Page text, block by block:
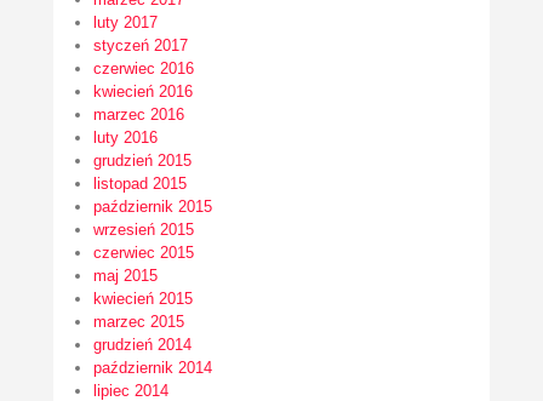
luty 2017
styczeń 2017
czerwiec 2016
kwiecień 2016
marzec 2016
luty 2016
grudzień 2015
listopad 2015
październik 2015
wrzesień 2015
czerwiec 2015
maj 2015
kwiecień 2015
marzec 2015
grudzień 2014
październik 2014
lipiec 2014